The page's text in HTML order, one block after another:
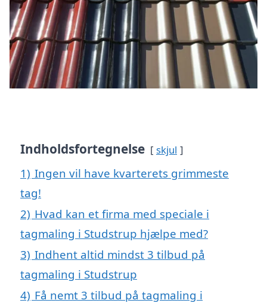
Indholdsfortegnelse skjul
1) Ingen vil have kvarterets grimmeste
tag!
2) Hvad kan et firma med speciale i
tagmaling i Studstrup hjælpe med?
3) Indhent altid mindst 3 tilbud på
tagmaling i Studstrup
4) Få nemt 3 tilbud på tagmaling i